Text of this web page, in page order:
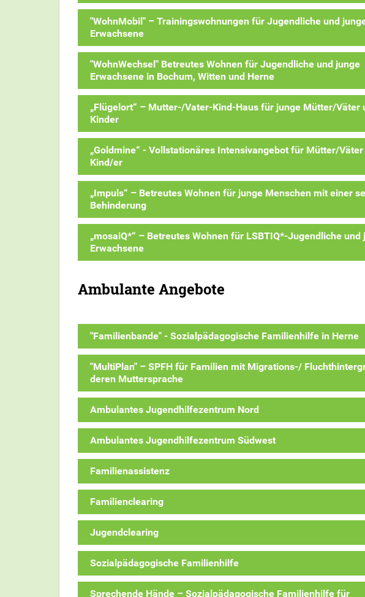
"WohnMobil" – Trainingswohnungen für Jugendliche und
Erwachsene
"WohnWechsel" Betreutes Wohnen für Jugendliche und junge
Erwachsene in Bochum, Witten und Herne
„Flügelort“ – Mutter-/Vater-Kind-Haus für junge Mütter/Väter
Kinder
„Goldmine“ - Vollstationäres Intensivangebot für Mütter/
Kind/er
„Impuls“ – Betreutes Wohnen für junge Menschen mit einer
Behinderung
„mosaiQ*“ – Betreutes Wohnen für LSBTIQ*-Jugendliche und
Erwachsene
Ambulante Angebote
"Familienbande" - Sozialpädagogische Familienhilfe in Herne
"MultiPlan" – SPFH für Familien mit Migrations-/
deren Muttersprache
Ambulantes Jugendhilfezentrum Nord
Ambulantes Jugendhilfezentrum Südwest
Familienassistenz
Familienclearing
Jugendclearing
Sozialpädagogische Familienhilfe
Sprechende Hände – Sozialpädagogische Familienhilfe für